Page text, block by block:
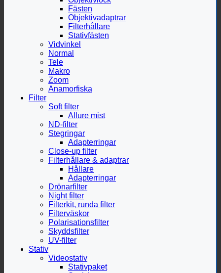
Fästen
Objektivadaptrar
Filterhållare
Stativfästen
Vidvinkel
Normal
Tele
Makro
Zoom
Anamorfiska
Filter
Soft filter
Allure mist
ND-filter
Stegringar
Adapterringar
Close-up filter
Filterhållare & adaptrar
Hållare
Adapterringar
Drönarfilter
Night filter
Filterkit, runda filter
Filterväskor
Polarisationsfilter
Skyddsfilter
UV-filter
Stativ
Videostativ
Stativpaket